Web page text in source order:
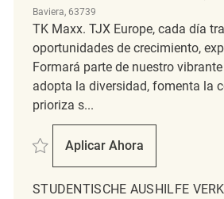
Baviera, 63739
TK Maxx. TJX Europe, cada día
oportunidades de crecimiento,
Formará parte de nuestro
adopta la diversidad, fomenta la
prioriza s...
Salvar Studentische Aushilfe Verkauf (m/
Aplicar Ahora
Studentische
STUDENTISCHE AUSHILFE